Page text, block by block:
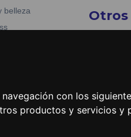
con los
productos y servicios y
belleza
Otros